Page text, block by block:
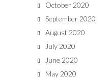
October 2020
September 2020
August 2020
July 2020
June 2020
May 2020